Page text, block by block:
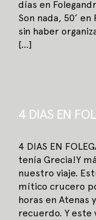
días en
Son nada, 50’
sin haber
[...]
4 DIAS EN
4 DIAS EN
tenía Grecia!Y
nuestro viaje.
mítico crucero
horas en Atenas
recuerdo. Y este